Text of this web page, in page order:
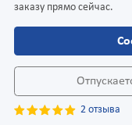
заказу прямо сейчас.
2 отзыва